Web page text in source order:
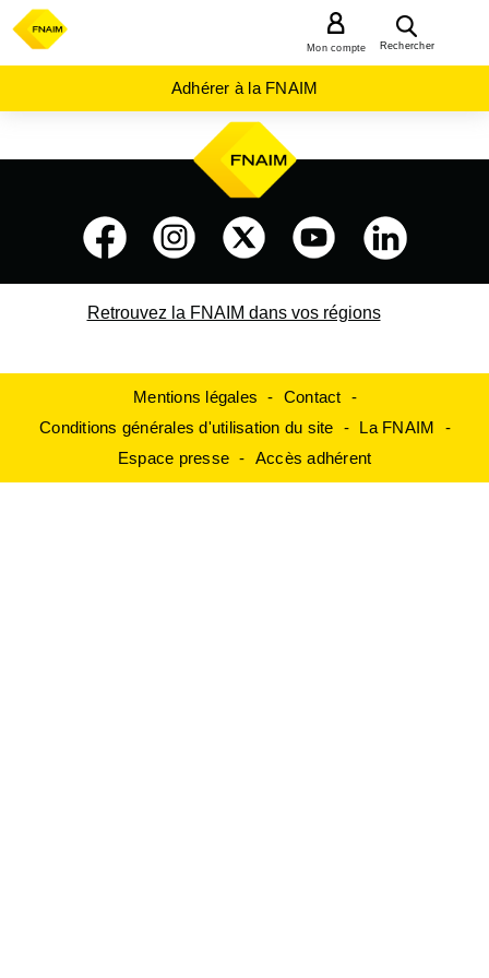
Rechercher
Mon compte
Adhérer à la FNAIM
Retrouvez la FNAIM dans vos régions
Mentions légales
Contact
Conditions générales d'utilisation du site
La FNAIM
Espace presse
Accès adhérent